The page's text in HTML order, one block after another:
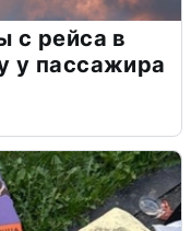
с рейса в
у пассажира